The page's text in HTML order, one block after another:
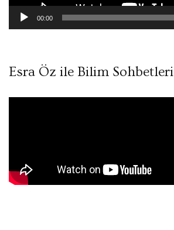
00:00
Esra Öz ile Bilim Sohbetleri